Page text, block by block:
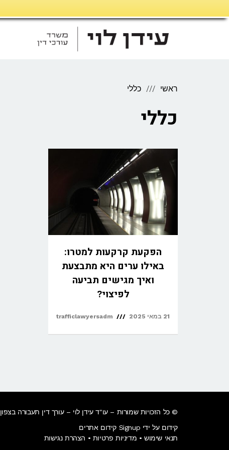
לתוכן
ראשי כללי
כללי
הפקעת קרקעות למטרו:
באילו ערים היא מתבצעת
ואיך מגישים תביעה
לפיצוי?
21 במאי 2025 trafficlawyersadm
© כל הזכויות שמורות – עו"ד עידן לוי –עורך דין תעבורה בצפון
קידום על ידי Signup קידום אתרים
תנאי שימוש • מדיניות פרטיות • הצהרת נגישות